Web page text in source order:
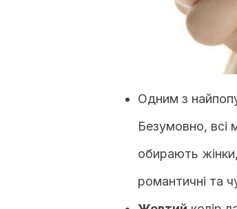
Одним з
Безумовно, всі
обирають
романтичні та